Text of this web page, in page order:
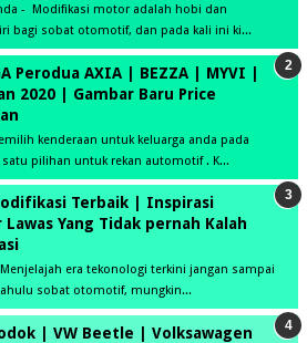
- Modifikasi motor adalah hobi dan
bagi sobat otomotif, dan pada kali ini ki...
Perodua AXIA | BEZZA | MYVI |
2020 | Gambar Baru Price
kenderaan untuk keluarga anda pada
pilihan untuk rekan automotif . K...
Terbaik | Inspirasi
Yang Tidak pernah Kalah
era tekonologi terkini jangan sampai
sobat otomotif, mungkin...
| VW Beetle | Volksawagen